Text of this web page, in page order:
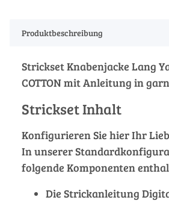
Produktbeschreibung
Strickset Knabenjacke Lang
COTTON mit Anleitung in
Strickset Inhalt
Konfigurieren Sie hier Ihr
In unserer
folgende Komponenten
Die Strickanleitung